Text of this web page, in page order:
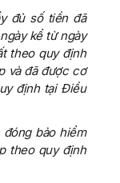
đủ số tiền đã
kể từ ngày
theo quy định
và đã được cơ
định tại Điều
bảo hiểm
theo quy định